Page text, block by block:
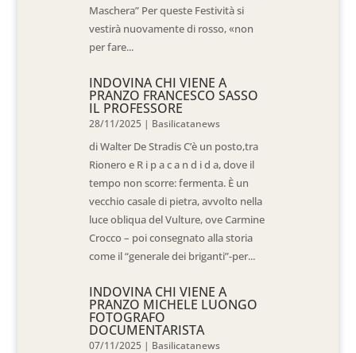
Maschera” Per queste Festività si
vestirà nuovamente di rosso, «non
per fare...
INDOVINA CHI VIENE A
PRANZO FRANCESCO SASSO
IL PROFESSORE
28/11/2025 | Basilicatanews
di Walter De Stradis C’è un posto,tra
Rionero e R i p a c a n d i d a, dove il
tempo non scorre: fermenta. È un
vecchio casale di pietra, avvolto nella
luce obliqua del Vulture, ove Carmine
Crocco – poi consegnato alla storia
come il “generale dei briganti”-per...
INDOVINA CHI VIENE A
PRANZO MICHELE LUONGO
FOTOGRAFO
DOCUMENTARISTA
07/11/2025 | Basilicatanews